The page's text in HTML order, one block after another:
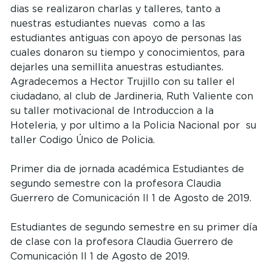
dias se realizaron charlas y talleres, tanto a
nuestras estudiantes nuevas como a las
estudiantes antiguas con apoyo de personas las
cuales donaron su tiempo y conocimientos, para
dejarles una semillita anuestras estudiantes.
Agradecemos a Hector Trujillo con su taller el
ciudadano, al club de Jardineria, Ruth Valiente con
su taller motivacional de Introduccion a la
Hoteleria, y por ultimo a la Policia Nacional por su
taller Codigo Único de Policia.
Primer dia de jornada académica Estudiantes de
segundo semestre con la profesora Claudia
Guerrero de Comunicación II 1 de Agosto de 2019.
Estudiantes de segundo semestre en su primer día
de clase con la profesora Claudia Guerrero de
Comunicación II 1 de Agosto de 2019.